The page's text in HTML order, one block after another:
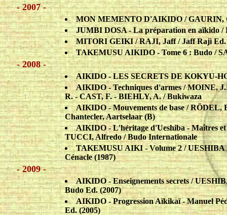
- 2007 -
MON MEMENTO D'AIKIDO / GAURIN,
JUMBI DOSA - La préparation en aïkido /
MITORI GEIKI / RAJI, Jaff / Jaff Raji Ed.
TAKEMUSU AIKIDO - Tome 6 : Budo /
- 2008 -
AIKIDO - LES SECRETS DE KOKYU-
AIKIDO - Techniques d'armes / MOINE,
R. - CAST, F. - BIEHLY, A. / Bukiwaza
AIKIDO - Mouvements de base /
Chantecler, Aartselaar (B)
AIKIDO - L'héritage d'Ueshiba - Maîtres
TUCCI, Alfredo / Budo Internationale
TAKEMUSU AIKI - Volume 2 /
Cénacle (1987)
- 2009 -
AIKIDO - Enseignements secrets /
Budo Ed. (2007)
AIKIDO - Progression Aïkikaï - Manuel
Ed. (2005)